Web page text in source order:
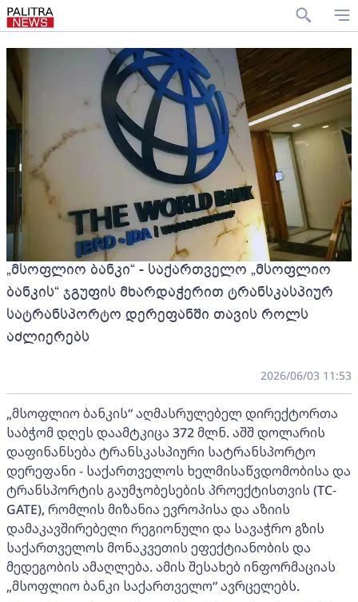
„მსოფლიო ბანკი“ - საქართველო „მსოფლიო
ბანკის“ ჯგუფის მხარდაჭერით ტრანსკასპიურ
სატრანსპორტო დერეფანში თავის როლს
აძლიერებს
2026/06/03 11:53
„მსოფლიო ბანკის“ აღმასრულებელ დირექტორთა
საბჭომ დღეს დაამტკიცა 372 მლნ. აშშ დოლარის
დაფინანსება ტრანსკასპიური სატრანსპორტო
დერეფანი - საქართველოს ხელმისაწვდომობისა და
ტრანსპორტის გაუმჯობესების პროექტისთვის (TC-
GATE), რომლის მიზანია ევროპისა და აზიის
დამაკავშირებელი რეგიონული და სავაჭრო გზის
საქართველოს მონაკვეთის ეფექტიანობის და
მედეგობის ამაღლება. ამის შესახებ ინფორმაციას
„მსოფლიო ბანკი საქართველო“ ავრცელებს.